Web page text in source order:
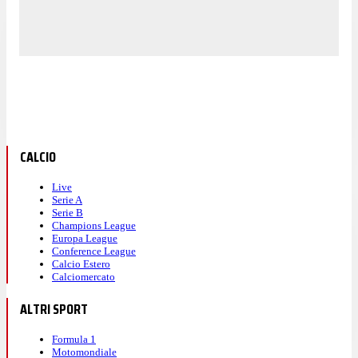
CALCIO
Live
Serie A
Serie B
Champions League
Europa League
Conference League
Calcio Estero
Calciomercato
ALTRI SPORT
Formula 1
Motomondiale